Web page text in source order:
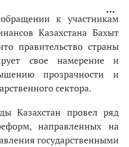
к участникам
Казахстана Бахыт
правительство страны
свое намерение и
прозрачности и
сектора.
Казахстан провел ряд
направленных на
государственными